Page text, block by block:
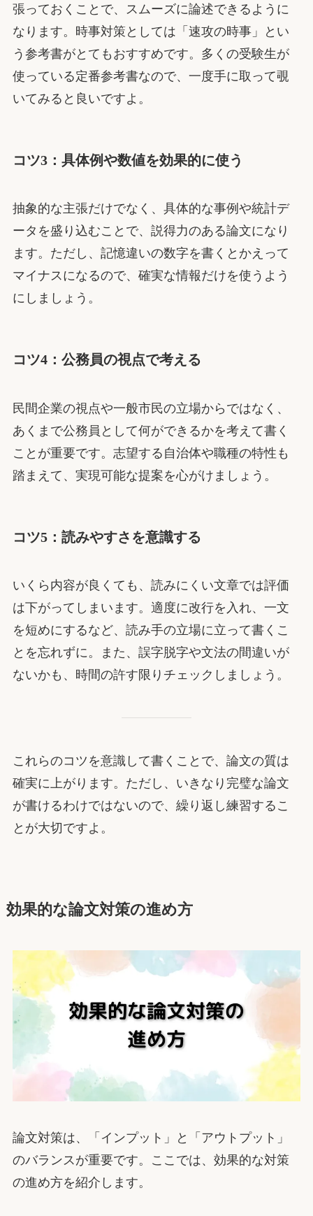
張っておくことで、スムーズに論述できるように
なります。時事対策としては「速攻の時事」とい
う参考書がとてもおすすめです。多くの受験生が
使っている定番参考書なので、一度手に取って覗
いてみると良いですよ。
コツ3：具体例や数値を効果的に使う
抽象的な主張だけでなく、具体的な事例や統計デ
ータを盛り込むことで、説得力のある論文になり
ます。ただし、記憶違いの数字を書くとかえって
マイナスになるので、確実な情報だけを使うよう
にしましょう。
コツ4：公務員の視点で考える
民間企業の視点や一般市民の立場からではなく、
あくまで公務員として何ができるかを考えて書く
ことが重要です。志望する自治体や職種の特性も
踏まえて、実現可能な提案を心がけましょう。
コツ5：読みやすさを意識する
いくら内容が良くても、読みにくい文章では評価
は下がってしまいます。適度に改行を入れ、一文
を短めにするなど、読み手の立場に立って書くこ
とを忘れずに。また、誤字脱字や文法の間違いが
ないかも、時間の許す限りチェックしましょう。
これらのコツを意識して書くことで、論文の質は
確実に上がります。ただし、いきなり完璧な論文
が書けるわけではないので、繰り返し練習するこ
とが大切ですよ。
効果的な論文対策の進め方
論文対策は、「インプット」と「アウトプット」
のバランスが重要です。ここでは、効果的な対策
の進め方を紹介します。